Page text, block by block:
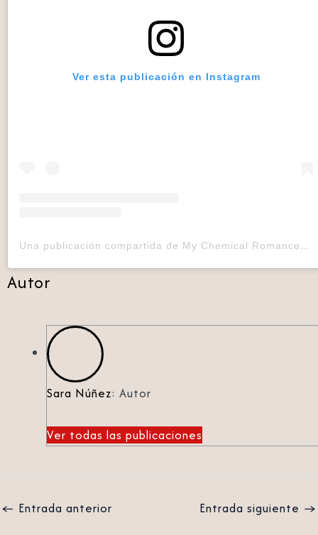
Ver esta publicación en Instagram
Una publicación compartida de My Chemical Romance (@mychemicalromance)
Autor
Sara Núñez: Autor
Ver todas las publicaciones
← Entrada anterior Entrada siguiente →